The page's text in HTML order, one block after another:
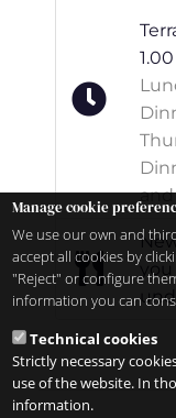
and
Manage cookie
We use our own and
accept all cookies by
"Reject" or configure
information you can
Technical cookies
Strictly necessary
use of the website. In
information.